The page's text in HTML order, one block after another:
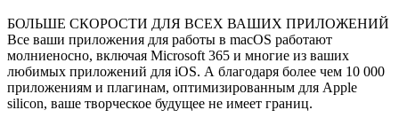
БОЛЬШЕ СКОРОСТИ ДЛЯ ВСЕХ ВАШИХ ПРИЛОЖЕНИЙ
Все ваши приложения для работы в macOS работают
молниеносно, включая Microsoft 365 и многие из ваших
любимых приложений для iOS. А благодаря более чем 10 000
приложениям и плагинам, оптимизированным для Apple
silicon, ваше творческое будущее не имеет границ.